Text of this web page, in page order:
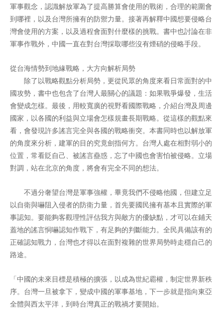
軍事觀念，認識解放軍為了提高勝算會使用的戰術，合理的範圍會
到哪裡，以及台灣所擁有的防禦力量。接著再解釋中國想要侵略台
灣會使用的方案，以及過程會面對什麼樣的挑戰。書中也討論在非
軍事作戰外，中國一直在對台灣採取哪些沒有煙硝的侵略手段。
從台海情勢到地緣戰略，大方向解析局勢
除了以戰略觀點分析局勢，更從民眾的角度來看日常面對的中
國攻勢，書中也包含了台灣人最關心的議題：如果戰爭爆發，生活
會變成怎樣。最後，用較寬廣的視野看國際戰略，介紹台灣及周邊
國家，以各國的利益與立場會怎樣規畫長期戰略。從這樣的觀點來
看，會發現許多謠言完全與各國的戰略衝突。本書同時也以解放軍
的角度來分析，建軍的目的究竟劍指何方。台灣人處在相對弱小的
位置，常看貶自己、被謠言蠱惑，忘了中國也會害怕被侵略。立場
對調，站在北京的角度，將會有完全不同的想法。
不過分奢望台灣是軍事強權，畢竟我們不侵略他國，但建立足
以自衛與嚇阻入侵者的防衛力量，首先要國民擁有基本且實際的軍
事認知。要能夠客觀理性評估我方與敵方的優缺點，才可以在鋪天
蓋地的謠言恫嚇認知作戰下，有足夠的判斷能力。全民具備該有的
正確認知戰力，台灣也才得以在面對複雜的世界局勢時走穩自己的
路途。
「中國的未來目標是積極的擴張，以成為世紀霸權，制定世界新秩
序。台灣一旦被拿下，變成中國的軍事基地，下一步就是指向東亞
全體與西太平洋，到時台灣真正的戰禍才要開始。